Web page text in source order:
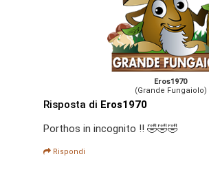
Eros1970
(Grande Fungaiolo)
Risposta di Eros1970
Porthos in incognito !! 🤣🤣🤣
Rispondi